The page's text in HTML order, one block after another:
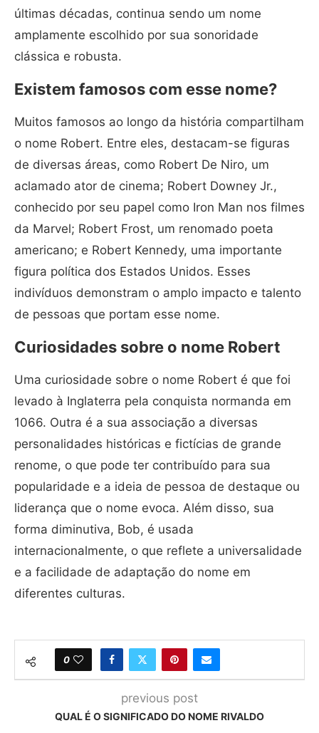
últimas décadas, continua sendo um nome
amplamente escolhido por sua sonoridade
clássica e robusta.
Existem famosos com esse nome?
Muitos famosos ao longo da história compartilham
o nome Robert. Entre eles, destacam-se figuras
de diversas áreas, como Robert De Niro, um
aclamado ator de cinema; Robert Downey Jr.,
conhecido por seu papel como Iron Man nos filmes
da Marvel; Robert Frost, um renomado poeta
americano; e Robert Kennedy, uma importante
figura política dos Estados Unidos. Esses
indivíduos demonstram o amplo impacto e talento
de pessoas que portam esse nome.
Curiosidades sobre o nome Robert
Uma curiosidade sobre o nome Robert é que foi
levado à Inglaterra pela conquista normanda em
1066. Outra é a sua associação a diversas
personalidades históricas e fictícias de grande
renome, o que pode ter contribuído para sua
popularidade e a ideia de pessoa de destaque ou
liderança que o nome evoca. Além disso, sua
forma diminutiva, Bob, é usada
internacionalmente, o que reflete a universalidade
e a facilidade de adaptação do nome em
diferentes culturas.
0
previous post
QUAL É O SIGNIFICADO DO NOME RIVALDO